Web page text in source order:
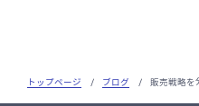
トップページ / ブログ / 販売戦略を